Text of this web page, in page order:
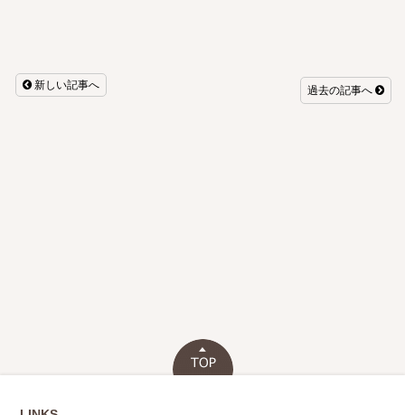
新しい記事へ 過去の記事へ